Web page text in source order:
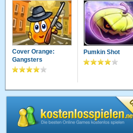
Cover Orange:
Gangsters
Pumkin Shot